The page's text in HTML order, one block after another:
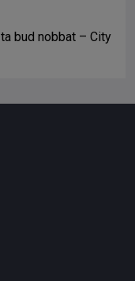
bud nobbat – City